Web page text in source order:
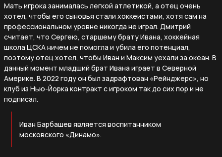
Мать игрока занималась легкой атлетикой, а отец очень
хотел, чтобы его сыновья стали хоккеистами, хотя сам на
профессиональном уровне никогда не играл. Дмитрий
считает, что Сергею, старшему брату Ивана, хоккейная
школа ЦСКА ничем не помогла и убила его потенциал,
поэтому отец хотел, чтобы Иван и Максим уехали за океан. В
данный момент младший брат Ивана играет в Северной
Америке. В 2022 году он был задрафтован «Рейнджерс», но
клуб из Нью-Йорка контракт с игроком так до сих пор и не
подписал.
Иван Барбашев является воспитанником
московского «Динамо».